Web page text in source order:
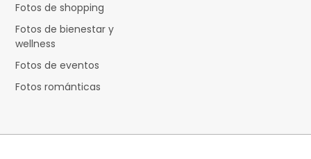
Fotos de shopping
Fotos de bienestar y
wellness
Fotos de eventos
Fotos románticas